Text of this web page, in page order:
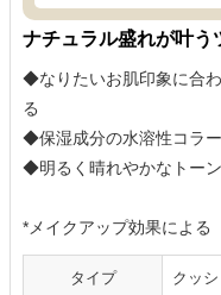
ナチュラル盛れが叶う
◆なりたいお肌印象に合
る
◆保湿成分の水溶性コラ
◆明るく晴れやかなトー
*メイクアップ効果による
タイプ クッ